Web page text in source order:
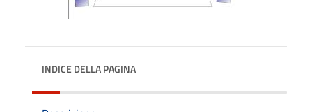
INDICE DELLA PAGINA